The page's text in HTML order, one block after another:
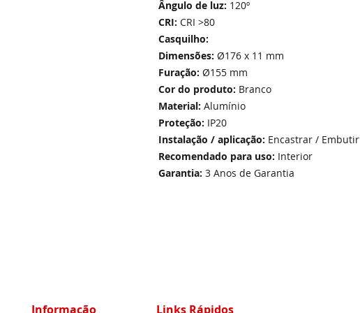
Ângulo de luz: 120º
CRI: CRI >80
Casquilho:
Dimensões: Ø176 x 11 mm
Furação: Ø155 mm
Cor do produto: Branco
Material: Alumínio
Proteção: IP20
Instalação / aplicação: Encastrar / Embutir
Recomendado para uso: Interior
Garantia: 3 Anos de Garantia
Informação Links Rápidos